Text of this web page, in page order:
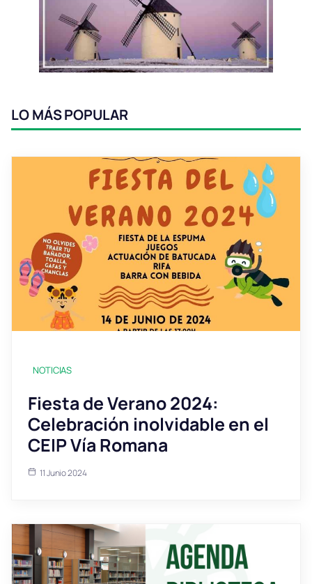
LO MÁS POPULAR
NOTICIAS
Fiesta de Verano 2024:
Celebración inolvidable en el
CEIP Vía Romana
11 Junio 2024